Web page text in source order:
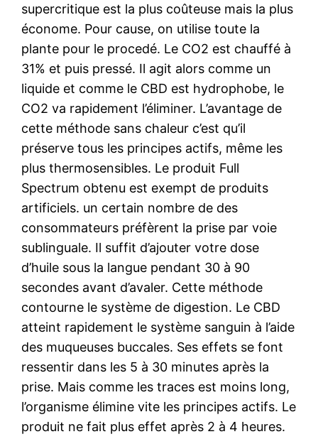
supercritique est la plus coûteuse mais la plus
économe. Pour cause, on utilise toute la
plante pour le procedé. Le CO2 est chauffé à
31% et puis pressé. Il agit alors comme un
liquide et comme le CBD est hydrophobe, le
CO2 va rapidement l’éliminer. L’avantage de
cette méthode sans chaleur c’est qu’il
préserve tous les principes actifs, même les
plus thermosensibles. Le produit Full
Spectrum obtenu est exempt de produits
artificiels. un certain nombre de des
consommateurs préfèrent la prise par voie
sublinguale. Il suffit d’ajouter votre dose
d’huile sous la langue pendant 30 à 90
secondes avant d’avaler. Cette méthode
contourne le système de digestion. Le CBD
atteint rapidement le système sanguin à l’aide
des muqueuses buccales. Ses effets se font
ressentir dans les 5 à 30 minutes après la
prise. Mais comme les traces est moins long,
l’organisme élimine vite les principes actifs. Le
produit ne fait plus effet après 2 à 4 heures.